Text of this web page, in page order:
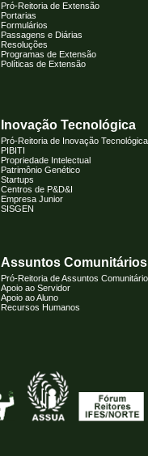
Pró-Reitoria de Extensão
Portarias
Formulários
Passagens e Diárias
Resoluções
Programas de Extensão
Políticas de Extensão
Inovação Tecnológica
Pró-Reitoria de Inovação Tecnológica
PIBITI
Propriedade Intelectual
Patrimônio Genético
Startups
Centros de P&D&I
Empresa Junior
SISGEN
Assuntos Comunitários
Pró-Reitoria de Assuntos
Apoio ao Servidor
Apoio ao Aluno
Recursos Humanos